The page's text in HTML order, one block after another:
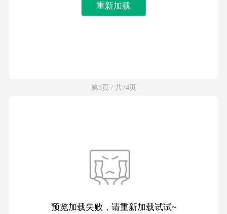
重新加载
第3页 / 共74页
预览加载失败，请重新加载试试~